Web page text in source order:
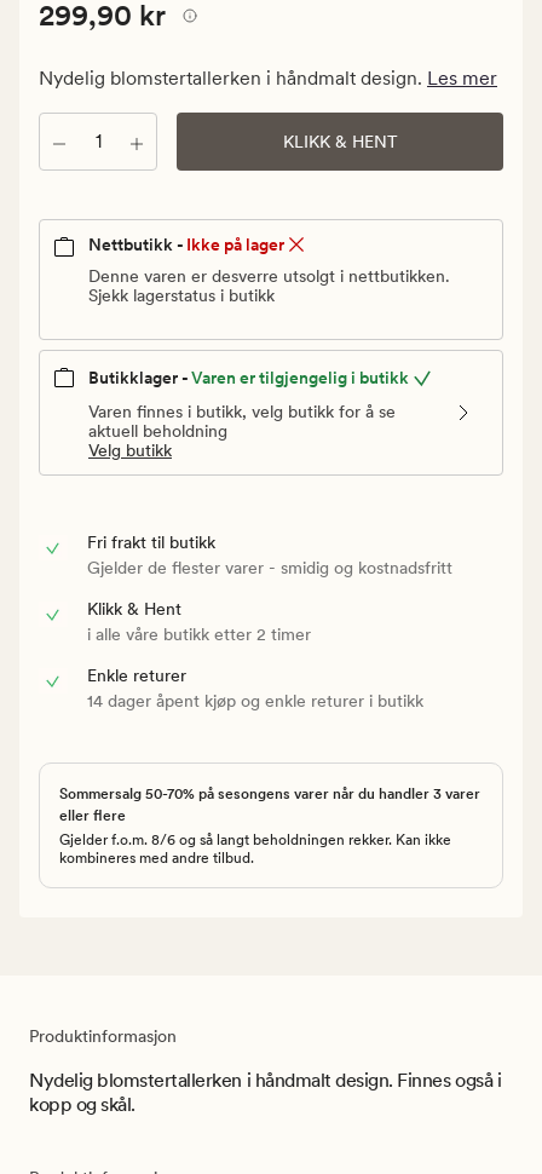
Pris
299,90
Vanlig
pris
299,90
Pris 299,90 kr
299,90 kr
Nydelig blomstertallerken i håndmalt design. Les mer
Antall KLIKK & HENT
Nettbutikk - Ikke på lager
Denne varen er desverre utsolgt i nettbutikken.
Sjekk lagerstatus i butikk
Butikklager -Varen er tilgjengelig i butikk
Varen finnes i butikk, velg butikk for å se
aktuell beholdning
Velg butikk
Fri frakt til butikk
Gjelder de flester varer - smidig og kostnadsfritt
Klikk & Hent
i alle våre butikk etter 2 timer
Enkle returer
14 dager åpent kjøp og enkle returer i butikk
Sommersalg 50-70% på sesongens varer når du handler 3 varer
eller flere
Gjelder f.o.m. 8/6 og så langt beholdningen rekker. Kan ikke
kombineres med andre tilbud.
Produktinformasjon
Nydelig blomstertallerken i håndmalt design. Finnes også i
kopp og skål.